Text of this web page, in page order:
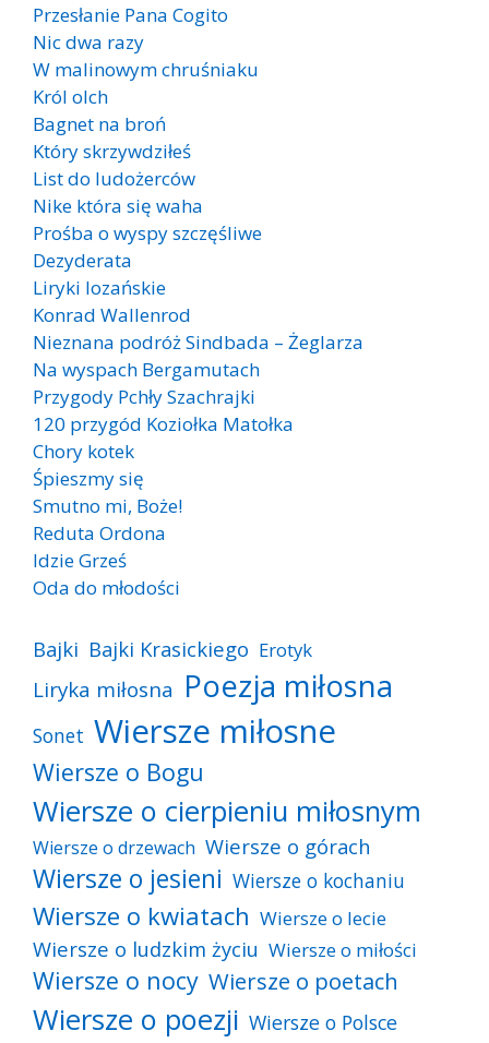
Przesłanie Pana Cogito
Nic dwa razy
W malinowym chruśniaku
Król olch
Bagnet na broń
Który skrzywdziłeś
List do ludożerców
Nike która się waha
Prośba o wyspy szczęśliwe
Dezyderata
Liryki lozańskie
Konrad Wallenrod
Nieznana podróż Sindbada – Żeglarza
Na wyspach Bergamutach
Przygody Pchły Szachrajki
120 przygód Koziołka Matołka
Chory kotek
Śpieszmy się
Smutno mi, Boże!
Reduta Ordona
Idzie Grześ
Oda do młodości
Bajki Bajki Krasickiego Erotyk
Liryka miłosna Poezja miłosna
Sonet Wiersze miłosne
Wiersze o Bogu
Wiersze o cierpieniu miłosnym
Wiersze o drzewach Wiersze o górach
Wiersze o jesieni Wiersze o kochaniu
Wiersze o kwiatach Wiersze o lecie
Wiersze o ludzkim życiu Wiersze o miłości
Wiersze o nocy Wiersze o poetach
Wiersze o poezji Wiersze o Polsce